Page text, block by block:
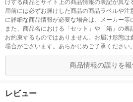
けする商品とサイト上の商品情報の表記が異な
用前には必ずお届けした商品の商品ラベルや注
に詳細な商品情報が必要な場合は、メーカー等
また、商品名における「セット」や「箱」の
お約束するものではありません。お届け形態は
場合がございます。あらかじめご了承ください。
商品情報の誤りを報
レビュー